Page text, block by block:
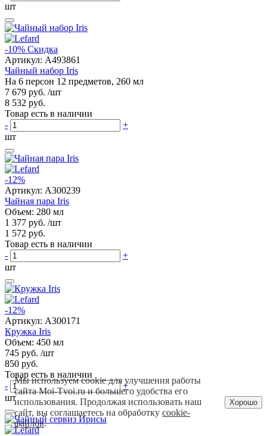
шт
-10% Скидка
Артикул: A493861
Чайный набор Iris
На 6 персон 12 предметов, 260 мл
7 679 руб. /шт
8 532 руб.
Товар есть в наличии
-
+
шт
-12%
Артикул: A300239
Чайная пара Iris
Объем: 280 мл
1 377 руб. /шт
1 572 руб.
Товар есть в наличии
-
+
шт
-12%
Артикул: A300171
Кружка Iris
Объем: 450 мл
745 руб. /шт
850 руб.
Товар есть в наличии
-
+
шт
Мы используем cookie для улучшения работы
сайта Moi-Tvoi.ru и большего удобства его
использования. Продолжая использовать наш
сайт, вы соглашаетесь на обработкуcookie-
файлов.
Хорошо